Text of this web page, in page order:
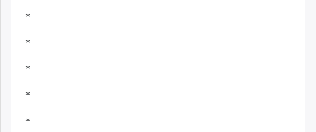
unegui.mn
assa.mn
paparazzi.mn
*
*
*
*
*